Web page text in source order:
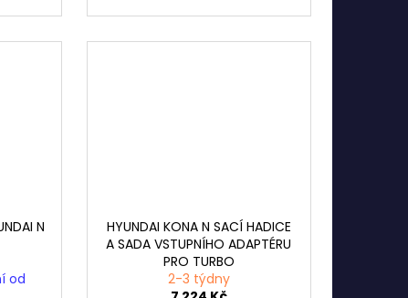
N
od
HYUNDAI KONA N SACÍ HADICE
A SADA VSTUPNÍHO ADAPTÉRU
PRO TURBO
2-3 týdny